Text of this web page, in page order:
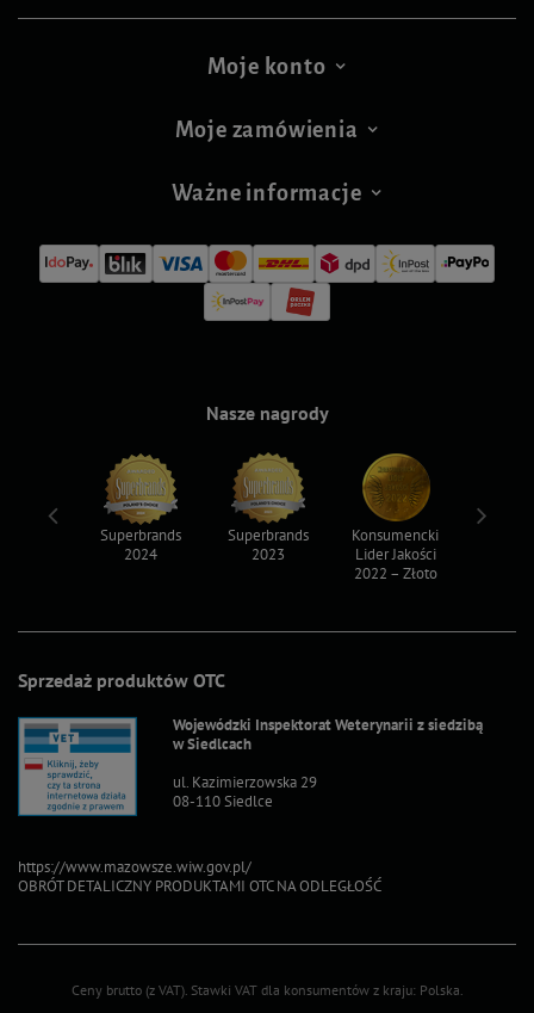
Moje konto
Moje zamówienia
Ważne informacje
Sprzedaż produktów OTC
Wojewódzki Inspektorat Weterynarii z siedzibą
w Siedlcach
ul. Kazimierzowska 29
08-110 Siedlce
https://www.mazowsze.wiw.gov.pl/
OBRÓT DETALICZNY PRODUKTAMI OTC NA ODLEGŁOŚĆ
Nasze nagrody
Superbrands
2024
Superbrands
2023
Konsumencki
Lider Jakości
2022 – Złoto
Ceny brutto (z VAT). Stawki VAT dla konsumentów z kraju: Polska